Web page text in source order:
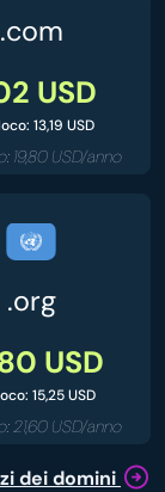
.com
USD
13,19 USD
19,80 USD/anno
.org
USD
15,25 USD
21,60 USD/anno
dei domini